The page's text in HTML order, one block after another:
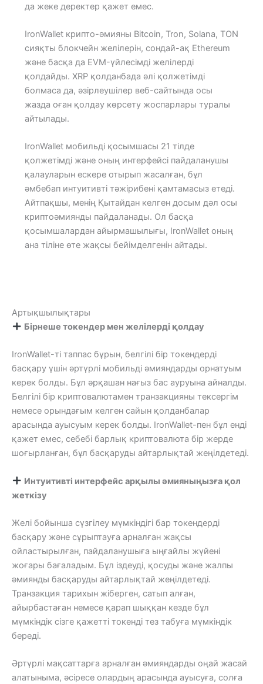
да жеке деректер қажет емес.
IronWallet крипто-әмияны Bitcoin, Tron, Solana, TON
сияқты блокчейн желілерін, сондай-ақ Ethereum
және басқа да EVM-үйлесімді желілерді
қолдайды. XRP қолданбада әлі қолжетімді
болмаса да, әзірлеушілер веб-сайтында осы
жазда оған қолдау көрсету жоспарлары туралы
айтылады.
IronWallet мобильді қосымшасы 21 тілде
қолжетімді және оның интерфейсі пайдаланушы
қалауларын ескере отырып жасалған, бұл
әмбебап интуитивті тәжірибені қамтамасыз етеді.
Айтпақшы, менің Қытайдан келген досым дәл осы
криптоәмиянды пайдаланады. Ол басқа
қосымшалардан айырмашылығы, IronWallet оның
ана тіліне өте жақсы бейімделгенін айтады.
Артықшылықтары
Бірнеше токендер мен желілерді қолдау
IronWallet-ті таппас бұрын, белгілі бір токендерді
басқару үшін әртүрлі мобильді әмияндарды орнатуым
керек болды. Бұл әрқашан нағыз бас ауруына айналды.
Белгілі бір криптовалютамен транзакцияны тексергім
немесе орындағым келген сайын қолданбалар
арасында ауысуым керек болды. IronWallet-пен бұл енді
қажет емес, себебі барлық криптовалюта бір жерде
шоғырланған, бұл басқаруды айтарлықтай жеңілдетеді.
Интуитивті интерфейс арқылы әмияныңызға қол
жеткізу
Желі бойынша сүзгілеу мүмкіндігі бар токендерді
басқару және сұрыптауға арналған жақсы
ойластырылған, пайдаланушыға ыңғайлы жүйені
жоғары бағаладым. Бұл іздеуді, қосуды және жалпы
әмиянды басқаруды айтарлықтай жеңілдетеді.
Транзакция тарихын жіберген, сатып алған,
айырбастаған немесе қарап шыққан кезде бұл
мүмкіндік сізге қажетті токенді тез табуға мүмкіндік
береді.
Әртүрлі мақсаттарға арналған әмияндарды оңай жасай
алатыныма, әсіресе олардың арасында ауысуға, солға